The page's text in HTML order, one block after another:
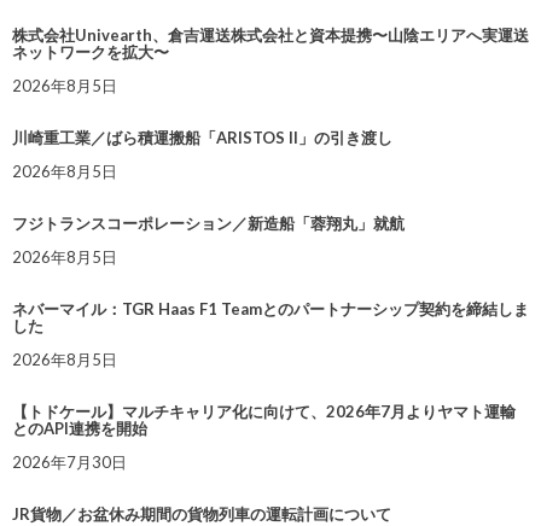
株式会社Univearth、倉吉運送株式会社と資本提携〜山陰エリアへ実運送
ネットワークを拡大〜
2026年8月5日
川崎重工業／ばら積運搬船「ARISTOS II」の引き渡し
2026年8月5日
フジトランスコーポレーション／新造船「蓉翔丸」就航
2026年8月5日
ネバーマイル：TGR Haas F1 Teamとのパートナーシップ契約を締結しま
した
2026年8月5日
【トドケール】マルチキャリア化に向けて、2026年7月よりヤマト運輸
とのAPI連携を開始
2026年7月30日
JR貨物／お盆休み期間の貨物列車の運転計画について